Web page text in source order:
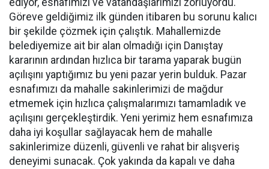
ediyor, esnafımızı ve vatandaşlarımızı zorluyordu.
Göreve geldiğimiz ilk günden itibaren bu sorunu kalıcı
bir şekilde çözmek için çalıştık. Mahallemizde
belediyemize ait bir alan olmadığı için Danıştay
kararının ardından hızlıca bir tarama yaparak bugün
açılışını yaptığımız bu yeni pazar yerin bulduk. Pazar
esnafımızı da mahalle sakinlerimizi de mağdur
etmemek için hızlıca çalışmalarımızı tamamladık ve
açılışını gerçekleştirdik. Yeni yerimiz hem esnafımıza
daha iyi koşullar sağlayacak hem de mahalle
sakinlerimize düzenli, güvenli ve rahat bir alışveriş
deneyimi sunacak. Çok yakında da kapalı ve daha